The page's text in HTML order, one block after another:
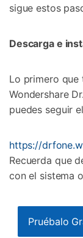
sigue estos
Descarga e
Lo primero que
Wondershare
puedes seguir
https://
Recuerda que
con el sistema
Pruébalo